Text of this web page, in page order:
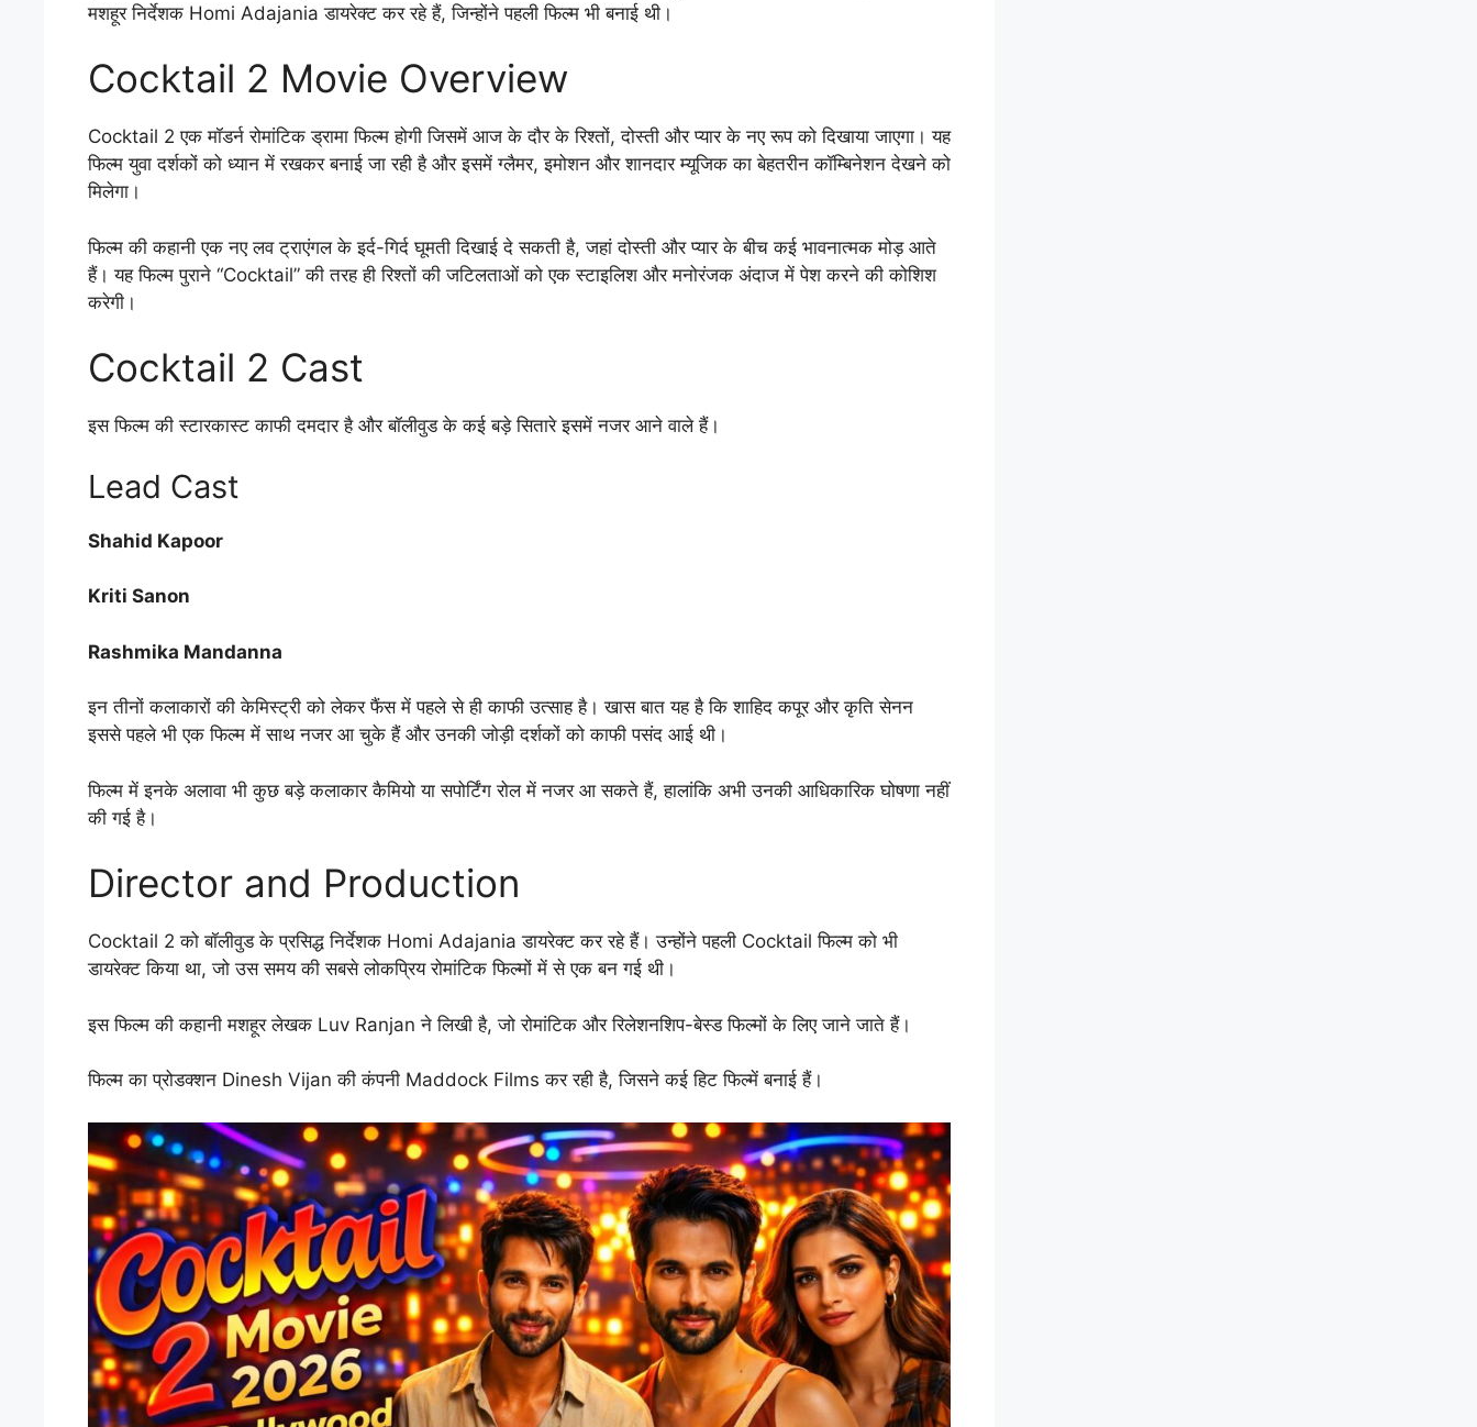
मशहूर निर्देशक Homi Adajania डायरेक्ट कर रहे हैं, जिन्होंने पहली फिल्म भी बनाई थी।
Cocktail 2 Movie Overview
Cocktail 2 एक मॉडर्न रोमांटिक ड्रामा फिल्म होगी जिसमें आज के दौर के रिश्तों, दोस्ती और प्यार के नए रूप को दिखाया जाएगा। यह
फिल्म युवा दर्शकों को ध्यान में रखकर बनाई जा रही है और इसमें ग्लैमर, इमोशन और शानदार म्यूजिक का बेहतरीन कॉम्बिनेशन देखने को
मिलेगा।
फिल्म की कहानी एक नए लव ट्राएंगल के इर्द-गिर्द घूमती दिखाई दे सकती है, जहां दोस्ती और प्यार के बीच कई भावनात्मक मोड़ आते
हैं। यह फिल्म पुराने “Cocktail” की तरह ही रिश्तों की जटिलताओं को एक स्टाइलिश और मनोरंजक अंदाज में पेश करने की कोशिश
करेगी।
Cocktail 2 Cast
इस फिल्म की स्टारकास्ट काफी दमदार है और बॉलीवुड के कई बड़े सितारे इसमें नजर आने वाले हैं।
Lead Cast
Shahid Kapoor
Kriti Sanon
Rashmika Mandanna
इन तीनों कलाकारों की केमिस्ट्री को लेकर फैंस में पहले से ही काफी उत्साह है। खास बात यह है कि शाहिद कपूर और कृति सेनन
इससे पहले भी एक फिल्म में साथ नजर आ चुके हैं और उनकी जोड़ी दर्शकों को काफी पसंद आई थी।
फिल्म में इनके अलावा भी कुछ बड़े कलाकार कैमियो या सपोर्टिंग रोल में नजर आ सकते हैं, हालांकि अभी उनकी आधिकारिक घोषणा नहीं
की गई है।
Director and Production
Cocktail 2 को बॉलीवुड के प्रसिद्ध निर्देशक Homi Adajania डायरेक्ट कर रहे हैं। उन्होंने पहली Cocktail फिल्म को भी
डायरेक्ट किया था, जो उस समय की सबसे लोकप्रिय रोमांटिक फिल्मों में से एक बन गई थी।
इस फिल्म की कहानी मशहूर लेखक Luv Ranjan ने लिखी है, जो रोमांटिक और रिलेशनशिप-बेस्ड फिल्मों के लिए जाने जाते हैं।
फिल्म का प्रोडक्शन Dinesh Vijan की कंपनी Maddock Films कर रही है, जिसने कई हिट फिल्में बनाई हैं।